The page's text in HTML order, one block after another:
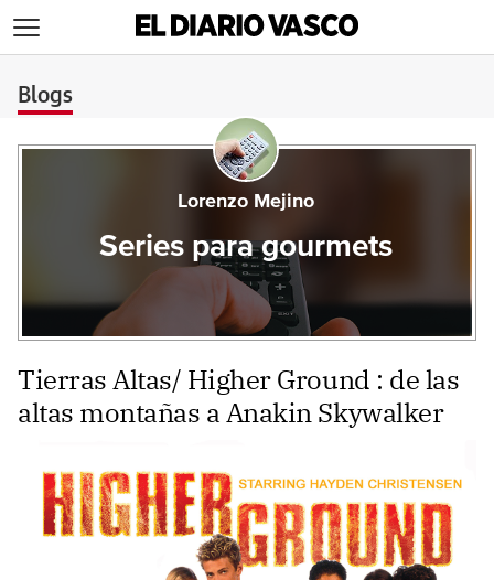
Blogs
Lorenzo Mejino
Series para gourmets
Tierras Altas/ Higher Ground : de las
altas montañas a Anakin Skywalker